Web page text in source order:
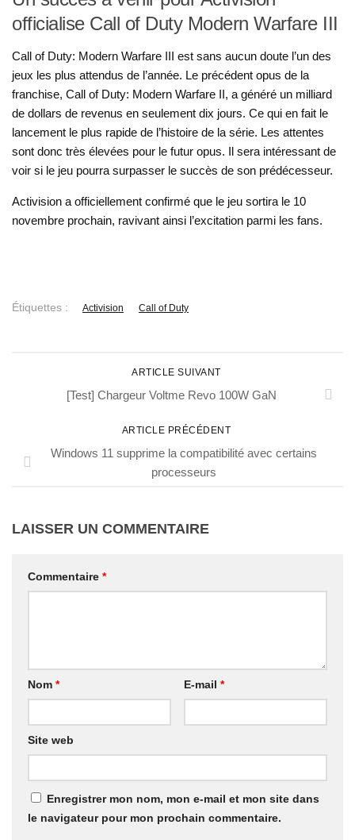
officialise Call of Duty Modern Warfare III
Call of Duty: Modern Warfare III est sans aucun doute l’un des
jeux les plus attendus de l’année. Le précédent opus de la
franchise, Call of Duty: Modern Warfare II, a généré un milliard
de dollars de revenus en seulement dix jours. Ce qui en fait le
lancement le plus rapide de l’histoire de la série. Les attentes
sont donc très élevées pour le futur opus. Il sera intéressant de
voir si le jeu pourra surpasser le succès de son prédécesseur.
Activision a officiellement confirmé que le jeu sortira le 10
novembre prochain, ravivant ainsi l’excitation parmi les fans.
Étiquettes : Activision Call of Duty
ARTICLE SUIVANT
[Test] Chargeur Voltme Revo 100W GaN
ARTICLE PRÉCÉDENT
Windows 11 supprime la compatibilité avec certains
processeurs
LAISSER UN COMMENTAIRE
Commentaire *
Nom * E-mail *
Site web
Enregistrer mon nom, mon e-mail et mon site dans
le navigateur pour mon prochain commentaire.